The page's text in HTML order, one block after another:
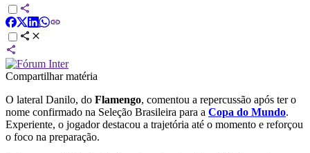
Compartilhar matéria
O lateral Danilo, do Flamengo, comentou a repercussão após ter o
nome confirmado na Seleção Brasileira para a Copa do Mundo.
Experiente, o jogador destacou a trajetória até o momento e reforçou
o foco na preparação.